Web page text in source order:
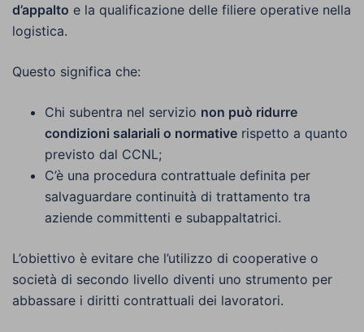
d’appalto e la qualificazione delle filiere operative nella
logistica.
Questo significa che:
Chi subentra nel servizio non può ridurre
condizioni salariali o normative rispetto a quanto
previsto dal CCNL;
C’è una procedura contrattuale definita per
salvaguardare continuità di trattamento tra
aziende committenti e subappaltatrici.
L’obiettivo è evitare che l’utilizzo di cooperative o
società di secondo livello diventi uno strumento per
abbassare i diritti contrattuali dei lavoratori.